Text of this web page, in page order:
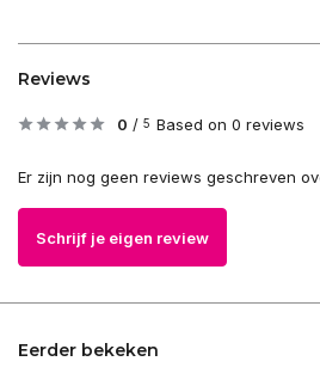
Reviews
0 / 5 Based on 0 reviews
Er zijn nog geen reviews geschreven
Schrijf je eigen review
Eerder bekeken